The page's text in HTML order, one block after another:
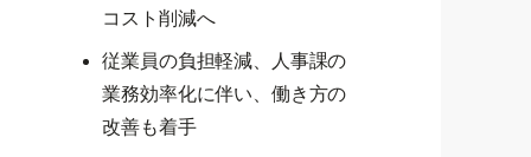
コスト削減へ
従業員の負担軽減、人事課の
業務効率化に伴い、働き方の
改善も着手